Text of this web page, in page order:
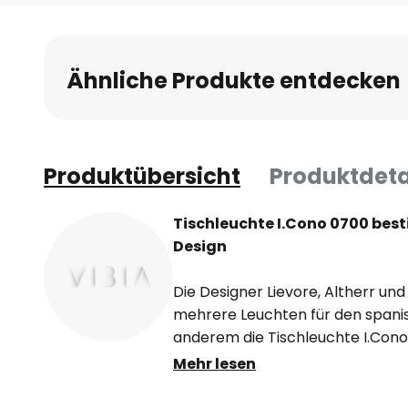
Bildgalerie
springen
Ähnliche Produkte entdecken
Produktübersicht
Tischleuchte I.Cono 0700
Design
Die Designer Lievore, Altherr
mehrere Leuchten für den
anderem die Tischleuchte
der Leuchte ist bestimmt durch
Mehr lesen